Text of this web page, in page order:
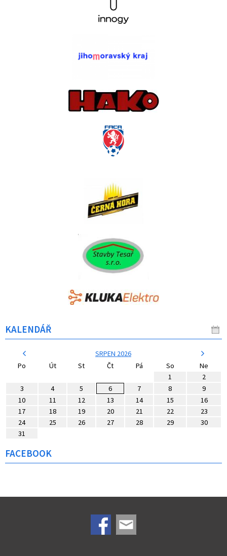
KALENDÁŘ
SRPEN 2026
Po
Út St Čt Pá So
Ne
1
2
3
4 5 6 7 8
9
10
11 12 13 14 15
16
17
18 19 20 21 22
23
24
25 26 27 28 29
30
31
FACEBOOK